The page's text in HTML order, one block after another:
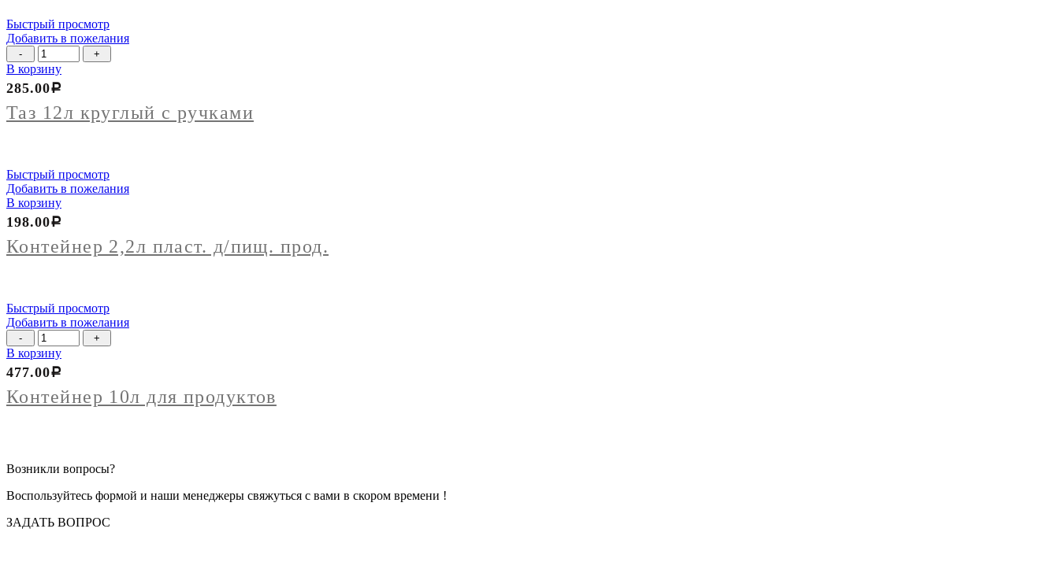
Быстрый просмотр
Добавить в пожелания
Количество
товара
Таз
12л
круглый
с
В корзину
Таз 12л круглый с ручками
285.00Р
Быстрый просмотр
Добавить в пожелания
В корзину
Контейнер 2,2л пласт. д/пищ. прод.
198.00Р
Быстрый просмотр
Добавить в пожелания
Количество
товара
Контейнер
10л
для
продуктов
В корзину
Контейнер 10л для продуктов
477.00Р
Возникли вопросы?
Воспользуйтесь формой и наши менеджеры свяжуться с вами в скором времени !
ЗАДАТЬ ВОПРОС